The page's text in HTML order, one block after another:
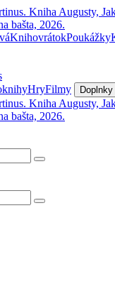
KnihovrátokPoukážky
HryFilmy Doplnky